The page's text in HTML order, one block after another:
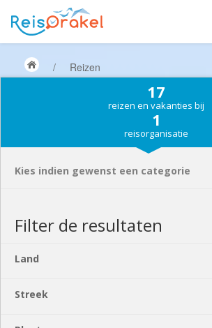
/ Reizen
17
reizen en vakanties bij
1
reisorganisatie
Kies indien gewenst een categorie
Filter de resultaten
Land
Streek